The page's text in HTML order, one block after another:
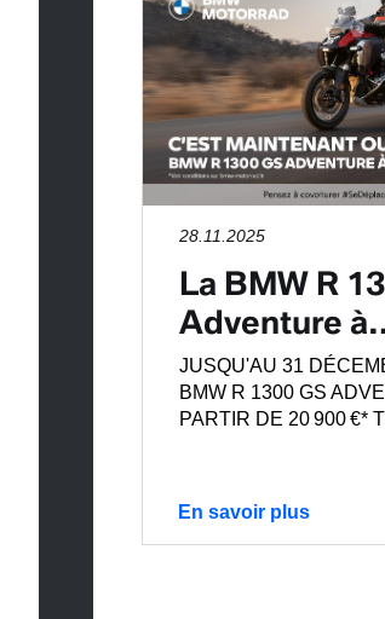
28.11.2025
La BMW R
Adventure
JUSQU'AU 31
BMW R 1300 GS
PARTIR DE 20 900 €*
En savoir plus